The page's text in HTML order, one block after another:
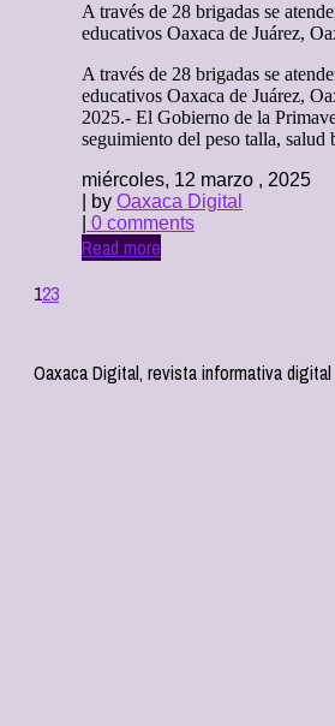
A través de 28 brigadas se
educativos Oaxaca de Juárez,
A través de 28 brigadas se
educativos Oaxaca de Juárez,
2025.- El Gobierno de la
seguimiento del peso talla, salud
miércoles, 12 marzo , 2025
| by Oaxaca Digital
0 comments
Read more
123
Oaxaca Digital, revista informativa digital